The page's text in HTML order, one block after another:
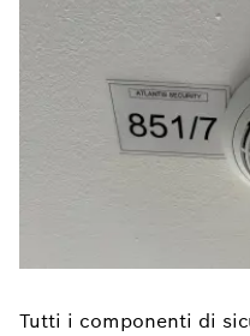
Tutti i componenti di